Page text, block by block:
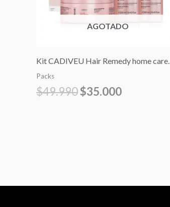
AGOTADO
Kit CADIVEU Hair Remedy home care.
Packs
$49.990$35.000